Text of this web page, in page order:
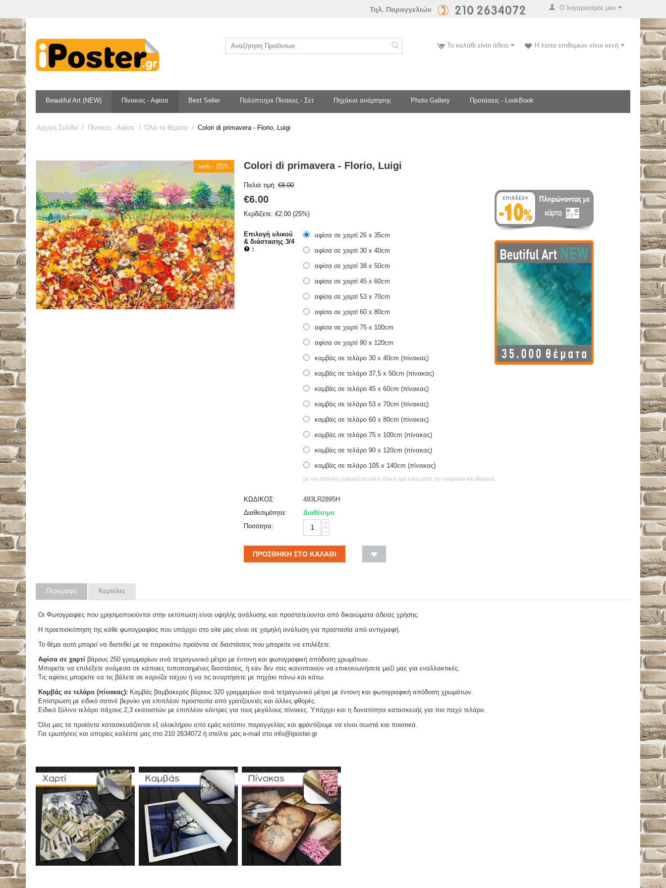
Ο λογαριασμός μου
Τηλ. Παραγγελιών
Η λίστα επιθυμιών είναι κενή
Το καλάθι είναι άδειο
Beautiful Art (NEW) Πίνακας - Αφίσα Best Seller Πολύπτυχοι Πίνακες - Σετ Πηχάκια ανάρτησης Photo Gallery Προτάσεις - LookBook
Αρχική Σελίδα / Πίνακας - Αφίσα / Όλα τα θέματα / Colori di primavera - Florio, Luigi
web - 25% Colori di primavera - Florio, Luigi
Παλιά τιμή: €8.00
€6.00
Κερδίζετε: €2.00 (25%)
Επιλογή υλικού
& διάστασης 3/4
:
αφίσα σε χαρτί 26 x 35cm
αφίσα σε χαρτί 30 x 40cm
αφίσα σε χαρτί 38 x 50cm
αφίσα σε χαρτί 45 x 60cm
αφίσα σε χαρτί 53 x 70cm
αφίσα σε χαρτί 60 x 80cm
αφίσα σε χαρτί 75 x 100cm
αφίσα σε χαρτί 90 x 120cm
καμβάς σε τελάρο 30 x 40cm (πίνακας)
καμβάς σε τελάρο 37,5 x 50cm (πίνακας)
καμβάς σε τελάρο 45 x 60cm (πίνακας)
καμβάς σε τελάρο 53 x 70cm (πίνακας)
καμβάς σε τελάρο 60 x 80cm (πίνακας)
καμβάς σε τελάρο 75 x 100cm (πίνακας)
καμβάς σε τελάρο 90 x 120cm (πίνακας)
καμβάς σε τελάρο 105 x 140cm (πίνακας)
με την επιλογή εμφανίζεται και η τελική τιμή κάτω από την ονομασία του θέματος
ΚΩΔΙΚΟΣ:
493LR2895H
Διαθεσιμότητα:
Διαθέσιμο
Ποσότητα:
+
−
ΠΡΟΣΘΉΚΗ ΣΤΟ ΚΑΛΆΘΙ
Περιγραφή Καρτέλες
Οι Φωτογραφίες που χρησιμοποιούνται στην εκτύπωση είναι υψηλής ανάλυσης και προστατεύονται από δικαιώματα άδειας χρήσης.
Η προεπισκόπηση της κάθε φωτογραφίας που υπάρχει στο site μας είναι σε χαμηλή ανάλυση για προστασία από αντιγραφή.
Το θέμα αυτό μπορεί να διατεθεί με τα παρακάτω προϊόντα σε διαστάσεις που μπορείτε να επιλέξετε.
Αφίσα σε χαρτί βάρους 250 γραμμαρίων ανά τετραγωνικό μέτρο με έντονη και φωτογραφική απόδοση χρωμάτων.
Μπορείτε να επιλέξετε ανάμεσα σε κάποιες τυποποιημένες διαστάσεις, ή εάν δεν σας ικανοποιούν να επικοινωνήσετε μαζί μας για εναλλακτικές.
Τις αφίσες μπορείτε να τις βάλετε σε κορνίζα τοίχου ή να τις αναρτήσετε με πηχάκι πάνω και κάτω.
Καμβάς σε τελάρο (πίνακας): Καμβάς βαμβακερός βάρους 320 γραμμαρίων ανά τετραγωνικό μέτρο με έντονη και φωτογραφική απόδοση χρωμάτων.
Επίστρωση με ειδικό σατινέ βερνίκι για επιπλέον προστασία από γρατζουνιές και άλλες φθορές.
Ειδικό ξύλινο τελάρο πάχους 2,3 εκατοστών με επιπλέον κόντρες για τους μεγάλους πίνακες. Υπάρχει και η δυνατότητα κατασκευής για πιο παχύ τελάρο.
Όλα μας τα προϊόντα κατασκευάζονται εξ ολοκλήρου από εμάς κατόπιν παραγγελίας και φροντίζουμε να είναι σωστά και ποιοτικά.
Για ερωτήσεις και απορίες καλέστε μας στο 210 2634072 ή στείλτε μας e-mail στο info@iposter.gr